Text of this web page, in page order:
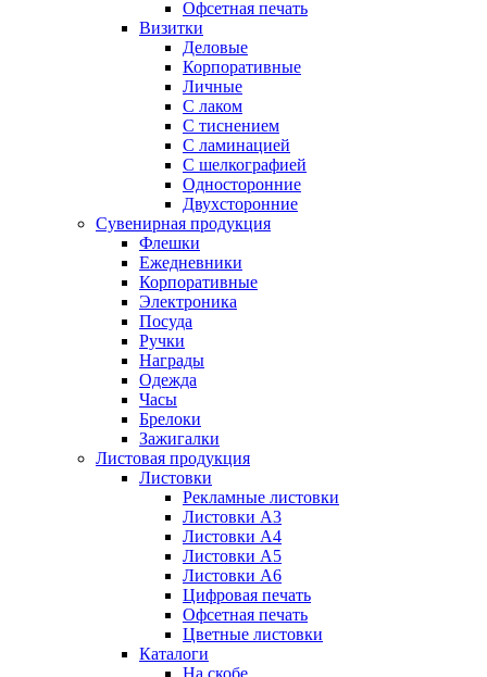
Офсетная печать
Визитки
Деловые
Корпоративные
Личные
С лаком
C тиснением
С ламинацией
С шелкографией
Односторонние
Двухсторонние
Сувенирная продукция
Флешки
Ежедневники
Корпоративные
Электроника
Посуда
Ручки
Награды
Одежда
Часы
Брелоки
Зажигалки
Листовая продукция
Листовки
Рекламные листовки
Листовки А3
Листовки А4
Листовки А5
Листовки А6
Цифровая печать
Офсетная печать
Цветные листовки
Каталоги
На скобе